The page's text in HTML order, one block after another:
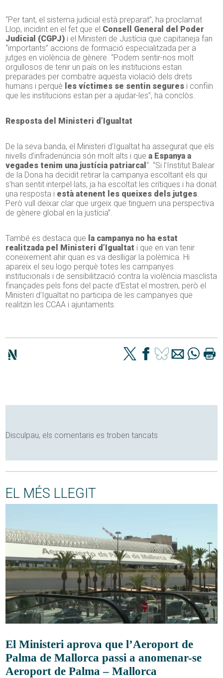
“Per tant, el sistema judicial està preparat”, ha proclamat
Llop, incidint en el fet que el Consell General del Poder
Judicial (CGPJ) i el Ministeri de Justícia que capitaneja fan
“importants” accions de formació especialitzada per a
jutges en violència de gènere. “Podem sentir-nos molt
orgullosos de tenir un país on les institucions estan
preparades per combatre aquesta violació dels drets
humans i perquè les víctimes se sentin segures i confiïn
que les institucions estan per a ajudar-les”, ha conclòs.
Resposta del Ministeri d’Igualtat
De la seva banda, el Ministeri d’Igualtat ha assegurat que els
nivells d’infradenúncia són molt alts i que a Espanya a
vegades tenim una justícia patriarcal “. “Si l’Institut Balear
de la Dona ha decidit retirar la campanya escoltant els qui
s’han sentit interpel·lats, ja ha escoltat les crítiques i ha donat
una resposta i està atenent les queixes dels jutges.
Però vull deixar clar que urgeix que tinguem una perspectiva
de gènere global en la justícia”.
També es destaca que la campanya no ha estat
realitzada pel Ministeri d’Igualtat i que en van tenir
coneixement ahir quan es va deslligar la polèmica. Hi
apareix el seu logo perquè totes les campanyes
institucionals i de sensibilització contra la violència masclista
finançades pels fons del pacte d’Estat el mostren, però el
Ministeri d’Igualtat no participa de les campanyes que
realitzin les CCAA i ajuntaments.
Disculpau, els comentaris es troben tancats
EL MÉS LLEGIT
El Ministeri aprova que l’Aeroport de
Palma de Mallorca passi a anomenar-se
Aeroport de Palma – Mallorca